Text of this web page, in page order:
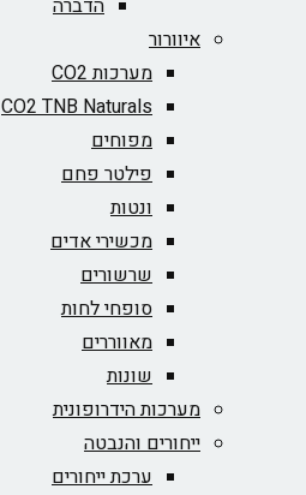
הדברה
איוורור
מערכות CO2
CO2 TNB Naturals
מפוחים
פילטר פחם
ונטות
מכשירי אדים
שרשורים
סופחי לחות
מאווררים
שונות
מערכות הידרופונית
ייחורים והנבטה
ערכת ייחורים